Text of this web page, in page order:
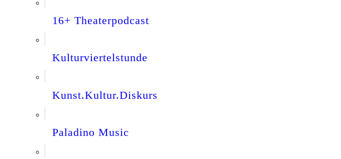
16+ Theaterpodcast
Kulturviertelstunde
Kunst.Kultur.Diskurs
Paladino Music